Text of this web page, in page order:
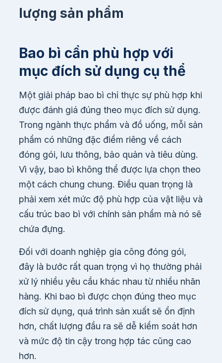
lượng sản phẩm
Bao bì cần phù hợp với
mục đích sử dụng cụ thể
Một giải pháp bao bì chỉ thực sự phù hợp khi
được đánh giá đúng theo mục đích sử dụng.
Trong ngành thực phẩm và đồ uống, mỗi sản
phẩm có những đặc điểm riêng về cách
đóng gói, lưu thông, bảo quản và tiêu dùng.
Vì vậy, bao bì không thể được lựa chọn theo
một cách chung chung. Điều quan trọng là
phải xem xét mức độ phù hợp của vật liệu và
cấu trúc bao bì với chính sản phẩm mà nó sẽ
chứa đựng.
Đối với doanh nghiệp gia công đóng gói,
đây là bước rất quan trọng vì họ thường phải
xử lý nhiều yêu cầu khác nhau từ nhiều nhãn
hàng. Khi bao bì được chọn đúng theo mục
đích sử dụng, quá trình sản xuất sẽ ổn định
hơn, chất lượng đầu ra sẽ dễ kiểm soát hơn
và mức độ tin cậy trong hợp tác cũng cao
hơn.